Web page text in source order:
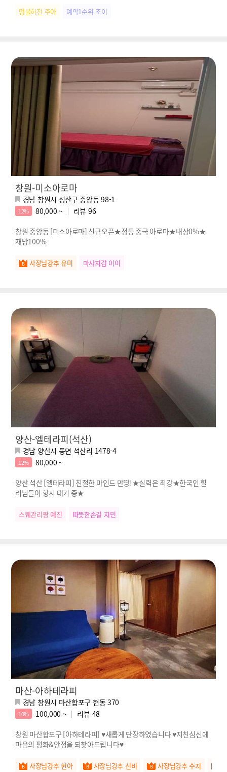
명불허전 주아 예약1순위 조이
창원-미소아로마
경남 창원시 성산구 중앙동 98-1
12% 80,000 ~ 리뷰 96
창원 중앙동 [미소아로마] 신규오픈★정통 중국 아로마★내상0%★
재방100%
사장님강추 유미 마사지갑 이이
양산-엘테라피(석산)
경남 양산시 동면 석산리 1478-4
12%
80,000 ~
양산 석산 [엘테라피] 친절한 마인드 만땅!★실력은 최강★한국인 힐
러님들이 항시 대기 중★
스웨관리짱 예진 따뜻한손길 지민
마산-아하테라피
경남 창원시 마산합포구 현동 370
10% 100,000 ~ 리뷰 48
창원 마산합포구 [아하테라피] ♥새롭게 단장하였습니다 ♥지친심신에
마음의 평화&안정을 되찾아드립니다♥
사장님강추 현아 사장님강추 신비 사장님강추 수지